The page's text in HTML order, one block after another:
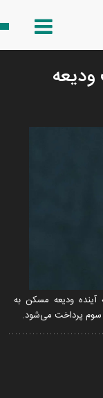
ودیعه
آینده ودیعه مسکن به
سوم پرداخت می‌شود.